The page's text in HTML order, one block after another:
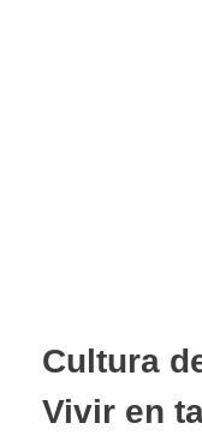
Cultura
Vivir en